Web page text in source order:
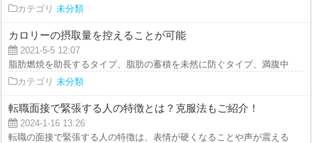
カテゴリ 未分類
カロリーの摂取量を控えることが可能
2021-5-5 12:07
脂肪燃焼を助長するタイプ、脂肪の蓄積を未然に防ぐタイプ、満腹中枢を
カテゴリ 未分類
転職面接で緊張する人の特徴とは？克服法もご紹介！
2024-1-16 13:26
転職の面接で緊張する人の特徴は、表情が硬くなることや声が震えること